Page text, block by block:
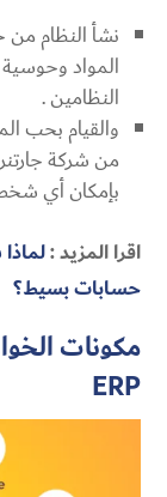
نشأ النظام من
المواد
النظامين .
والقيام بحب
من شركة
بإمكان أي
اقرا المزيد :
حسابات بسيط؟
مكونات
ERP